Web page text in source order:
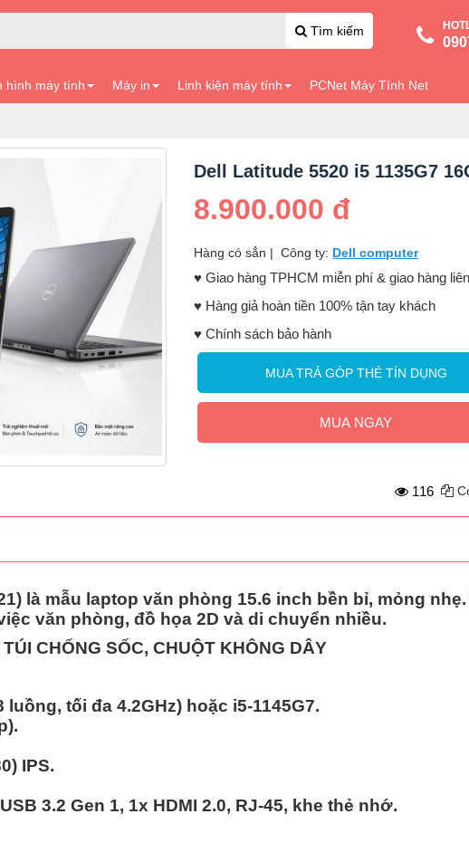
Tìm kiếm
hình máy tính Máy in Linh kiện máy tính PCNet Máy Tính Net
Dell Latitude 5520 i5 1135G7
8.900.000 đ
Hàng có sẳn |Công ty: Dell computer
♥️ Giao hàng TPHCM miễn phí & giao hàng
♥️ Hàng giả hoàn tiền 100% tận tay khách
♥️ Chính sách bảo hành
MUA TRẢ GÓP THẺ TÍN DỤNG
MUA NGAY
116
là mẫu laptop văn phòng 15.6 inch bền bỉ, mỏng
văn phòng, đồ họa 2D và di chuyển nhiều.
CHỐNG SỐC, CHUỘT KHÔNG DÂY
luồng, tối đa 4.2GHz) hoặc i5-1145G7.
IPS.
3.2 Gen 1, 1x HDMI 2.0, RJ-45, khe thẻ nhớ.